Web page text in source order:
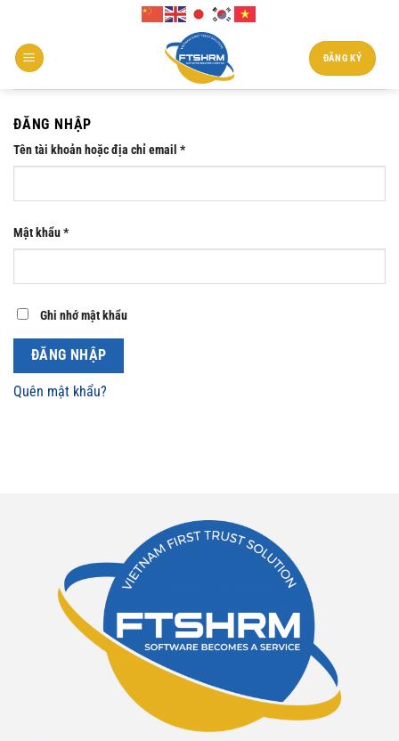
nội
dung
ĐĂNG KÝ
ĐĂNG NHẬP
Tên tài khoản hoặc địa chỉ email *
Mật khẩu*
Ghi nhớ mật khẩu
ĐĂNG NHẬP
Quên mật khẩu?